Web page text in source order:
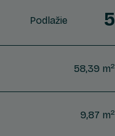
Podlažie 5
58,39 m2
9,87 m2